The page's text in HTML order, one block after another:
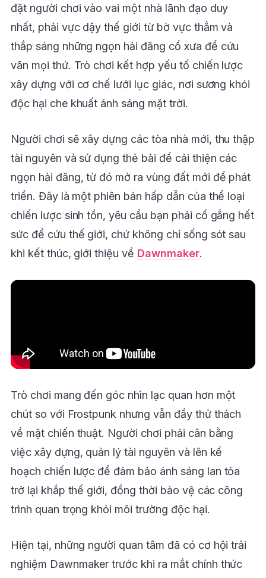
đặt người chơi vào vai một nhà lãnh đạo duy
nhất, phải vực dậy thế giới từ bờ vực thẳm và
thắp sáng những ngọn hải đăng cổ xưa để cứu
vãn mọi thứ. Trò chơi kết hợp yếu tố chiến lược
xây dựng với cơ chế lưới lục giác, nơi sương khói
độc hại che khuất ánh sáng mặt trời.
Người chơi sẽ xây dựng các tòa nhà mới, thu thập
tài nguyên và sử dụng thẻ bài để cải thiện các
ngọn hải đăng, từ đó mở ra vùng đất mới để phát
triển. Đây là một phiên bản hấp dẫn của thể loại
chiến lược sinh tồn, yêu cầu bạn phải cố gắng hết
sức để cứu thế giới, chứ không chỉ sống sót sau
khi kết thúc, giới thiệu về Dawnmaker.
Trò chơi mang đến góc nhìn lạc quan hơn một
chút so với Frostpunk nhưng vẫn đầy thử thách
về mặt chiến thuật. Người chơi phải cân bằng
việc xây dựng, quản lý tài nguyên và lên kế
hoạch chiến lược để đảm bảo ánh sáng lan tỏa
trở lại khắp thế giới, đồng thời bảo vệ các công
trình quan trọng khỏi môi trường độc hại.
Hiện tại, những người quan tâm đã có cơ hội trải
nghiệm Dawnmaker trước khi ra mắt chính thức